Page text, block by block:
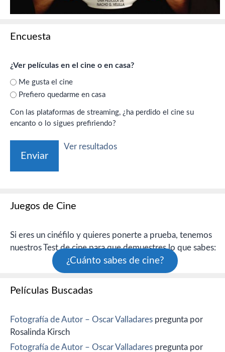
Encuesta
¿Ver películas en el cine o en casa?
Me gusta el cine
Prefiero quedarme en casa
Con las plataformas de streaming, ¿ha perdido el cine su
encanto o lo sigues prefiriendo?
Ver resultados
Juegos de Cine
Si eres un cinéfilo y quieres ponerte a prueba, tenemos
nuestros Test de cine para que demuestres lo que sabes:
¿Cuánto sabes de cine?
Películas Buscadas
Fotografía de Autor – Oscar Valladares pregunta por
Rosalinda Kirsch
Fotografía de Autor – Oscar Valladares pregunta por